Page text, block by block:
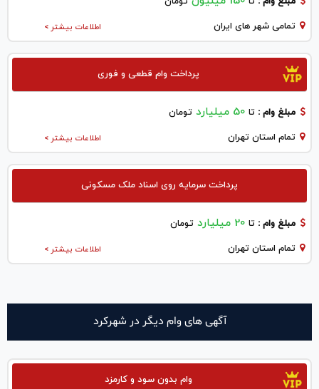
اطلاعات بیشتر > تمامی شهر های ایران
پرداخت وام قطعی و فوری
مبلغ وام : تا 50 میلیارد تومان
اطلاعات بیشتر > تمام استان تهران
پرداخت سرمایه روی اسناد ملک مسکونی
مبلغ وام : تا 20 میلیارد تومان
اطلاعات بیشتر > تمام استان تهران
آگهی های وام دیگر در شهركرد
وام بدون سود و کارمزد